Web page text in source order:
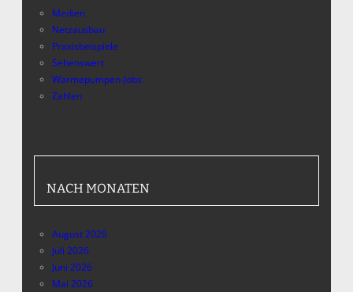
Medien
Netzausbau
Praxisbeispiele
Sehenswert
Wärmepumpen-Jobs
Zahlen
NACH MONATEN
August 2026
Juli 2026
Juni 2026
Mai 2026